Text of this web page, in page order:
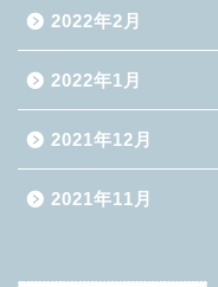
2022年2月
2022年1月
2021年12月
2021年11月